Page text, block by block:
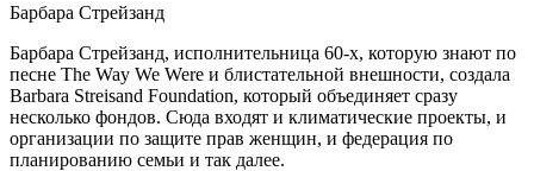
Барбара Стрейзанд
Барбара Стрейзанд, исполнительница 60-х, которую знают по
песне The Way We Were и блистательной внешности, создала
Barbara Streisand Foundation, который объединяет сразу
несколько фондов. Сюда входят и климатические проекты, и
организации по защите прав женщин, и федерация по
планированию семьи и так далее.